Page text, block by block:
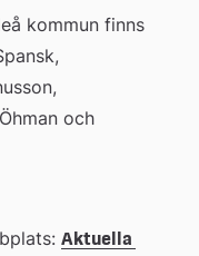
kommun finns
och
Aktuella